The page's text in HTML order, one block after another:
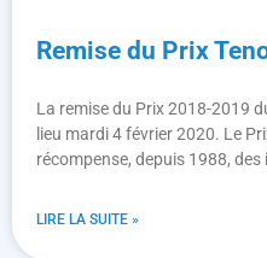
Remise du Prix
La remise du Prix 2018-2019
lieu mardi 4 février 2020. Le
récompense, depuis 1988,
LIRE LA SUITE »